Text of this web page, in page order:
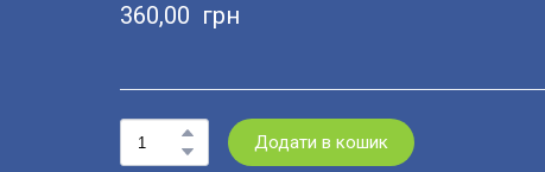
360,00  грн
Додати в кошик